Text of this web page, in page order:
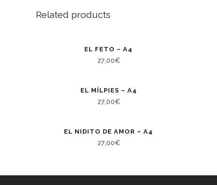
Related products
EL FETO – A4
27,00€
EL MÍLPIES – A4
27,00€
EL NIDITO DE AMOR – A4
27,00€